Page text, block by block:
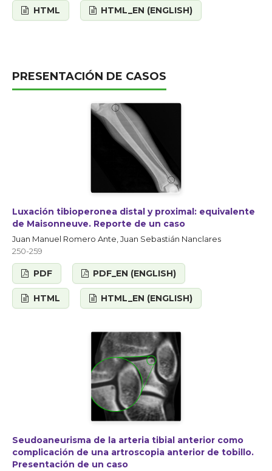
HTML HTML_EN (ENGLISH)
PRESENTACIÓN DE CASOS
Luxación tibioperonea distal y proximal: equivalente
de Maisonneuve. Reporte de un caso
Juan Manuel Romero Ante, Juan Sebastián Nanclares
250-259
PDF PDF_EN (ENGLISH)
HTML HTML_EN (ENGLISH)
Seudoaneurisma de la arteria tibial anterior como
complicación de una artroscopia anterior de tobillo.
Presentación de un caso